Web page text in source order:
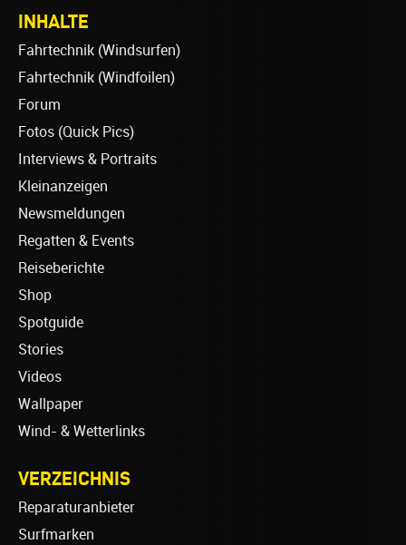
INHALTE
Fahrtechnik (Windsurfen)
Fahrtechnik (Windfoilen)
Forum
Fotos (Quick Pics)
Interviews & Portraits
Kleinanzeigen
Newsmeldungen
Regatten & Events
Reiseberichte
Shop
Spotguide
Stories
Videos
Wallpaper
Wind- & Wetterlinks
VERZEICHNIS
Reparaturanbieter
Surfmarken